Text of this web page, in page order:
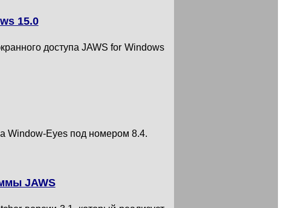
15.0
доступа JAWS for Windows
Window-Eyes под номером 8.4.
JAWS